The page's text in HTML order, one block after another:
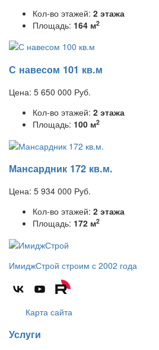
Кол-во этажей: 2 этажа
Площадь: 164 м2
С навесом 101 кв.м
Цена: 5 650 000 Руб.
Кол-во этажей: 2 этажа
Площадь: 100 м2
Мансардник 172 кв.м.
Цена: 5 934 000 Руб.
Кол-во этажей: 2 этажа
Площадь: 172 м2
ИмиджСтрой строим с 2002 года
Карта сайта
Услуги